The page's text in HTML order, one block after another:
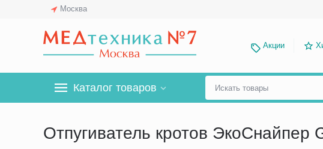
Москва
Акции
Каталог товаров
Отпугиватель кротов ЭкоСнайпер